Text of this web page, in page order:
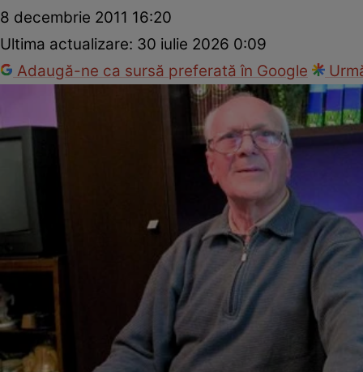
8 decembrie 2011 16:20
Ultima actualizare: 30 iulie 2026 0:09
Adaugă-ne ca sursă preferată în Google